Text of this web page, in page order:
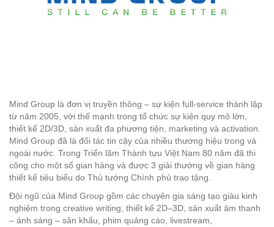
Mind Group là đơn vị truyền thông – sự kiện full-service thành lập
từ năm 2005, với thế mạnh trong tổ chức sự kiện quy mô lớn,
thiết kế 2D/3D, sản xuất đa phương tiện, marketing và activation.
Mind Group đã là đối tác tin cậy của nhiều thương hiệu trong và
ngoài nước. Trong Triển lãm Thành tựu Việt Nam 80 năm đã thi
công cho một số gian hàng và được 3 giải thưởng về gian hàng
thiết kế tiêu biểu do Thủ tướng Chính phủ trao tặng.
Đội ngũ của Mind Group gồm các chuyên gia sáng tạo giàu kinh
nghiệm trong creative writing, thiết kế 2D–3D, sản xuất âm thanh
– ánh sáng – sân khấu, phim quảng cáo, livestream,